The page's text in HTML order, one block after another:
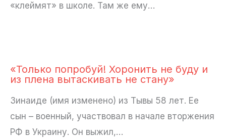
«клеймят» в школе. Там же ему…
«Только попробуй! Хоронить не буду и
из плена вытаскивать не стану»
Зинаиде (имя изменено) из Тывы 58 лет. Ее
сын – военный, участвовал в начале вторжения
РФ в Украину. Он выжил,…